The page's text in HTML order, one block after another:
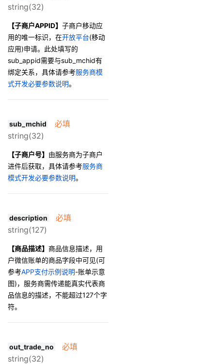
string(32)
【子商户APPID】 子商户移动应
用的唯一标识，在开放平台(移动
应用)申请。此处填写的
sub_appid需要与sub_mchid有
绑定关系，具体请参考服务商模
式开发必要参数说明。
sub_mchid
必填
string(32)
【子商户号】 由服务商为子商户
进件后获取， 具体请参考服务商
模式开发必要参数说明。
description
必填
string(127)
【商品描述】 商品信息描述， 用
户微信账单的商品字段中可见(可
参考APP支付示例说明-账单示意
图)，服务商需传递能真实代表商
品信息的描述，不能超过127个字
符。
out_trade_no
必填
string(32)